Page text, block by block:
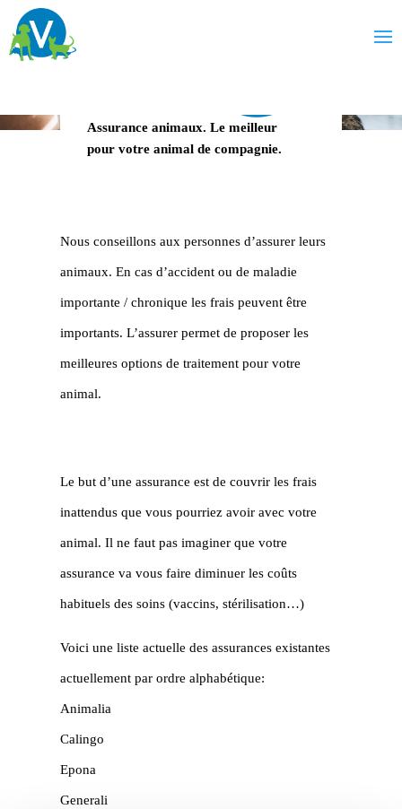
Assurance animaux.Le meilleur
pour votre animal de compagnie.
Nous conseillons aux personnes d’assurer leurs
animaux. En cas d’accident ou de maladie
importante / chronique les frais peuvent être
importants. L’assurer permet de proposer les
meilleures options de traitement pour votre
animal.
Le but d’une assurance est de couvrir les frais
inattendus que vous pourriez avoir avec votre
animal. Il ne faut pas imaginer que votre
assurance va vous faire diminuer les coûts
habituels des soins (vaccins, stérilisation…)
Voici une liste actuelle des assurances existantes
actuellement par ordre alphabétique:
Animalia
Calingo
Epona
Generali